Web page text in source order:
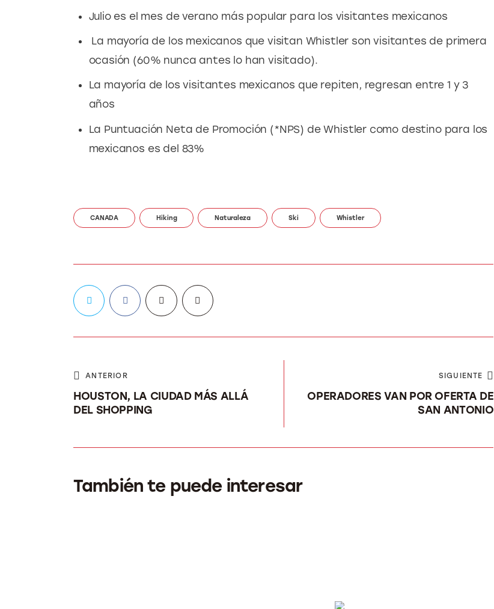
Julio es el mes de verano más popular para los visitantes mexicanos
La mayoría de los mexicanos que visitan Whistler son visitantes de primera
ocasión (60% nunca antes lo han visitado).
La mayoría de los visitantes mexicanos que repiten, regresan entre 1 y 3
años
La Puntuación Neta de Promoción (*NPS) de Whistler como destino para los
mexicanos es del 83%
CANADA Hiking Naturaleza Ski Whistler
ANTERIOR
HOUSTON, LA CIUDAD MÁS ALLÁ
DEL SHOPPING
SIGUIENTE
OPERADORES VAN POR OFERTA DE
SAN ANTONIO
También te puede interesar